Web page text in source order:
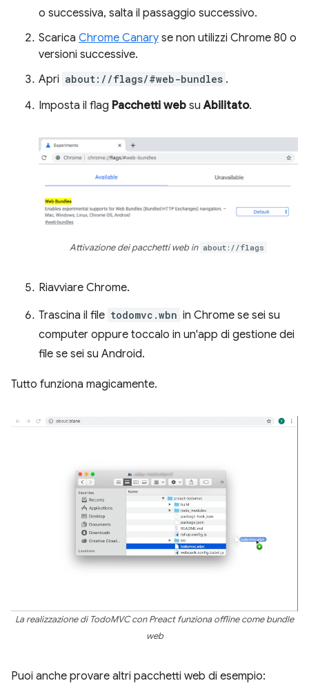
o successiva, salta il passaggio successivo.
Scarica Chrome Canary se non utilizzi Chrome 80 o
versioni successive.
Apri about://flags/#web-bundles .
Imposta il flag Pacchetti web suAbilitato.
Attivazione dei pacchetti web in about://flags
Riavviare Chrome.
Trascina il file todomvc.wbn in Chrome se sei su
computer oppure toccalo in un'app di gestione dei
file se sei su Android.
Tutto funziona magicamente.
La realizzazione di TodoMVC con Preact funziona offline come bundle
web
Puoi anche provare altri pacchetti web di esempio: